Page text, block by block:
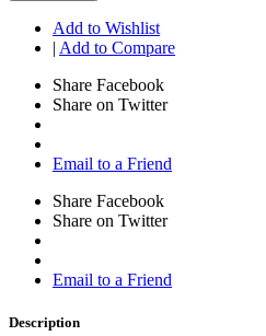
Add to Wishlist
| Add to Compare
Share Facebook
Share on Twitter
Email to a Friend
Share Facebook
Share on Twitter
Email to a Friend
Description